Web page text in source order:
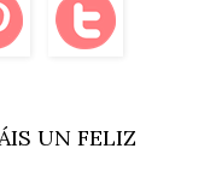
UN FELIZ